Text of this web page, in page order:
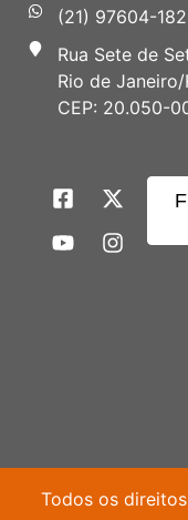
(21) 97604-
Rua Sete de
Rio de Janeiro/
CEP: 20.050-
Todos os